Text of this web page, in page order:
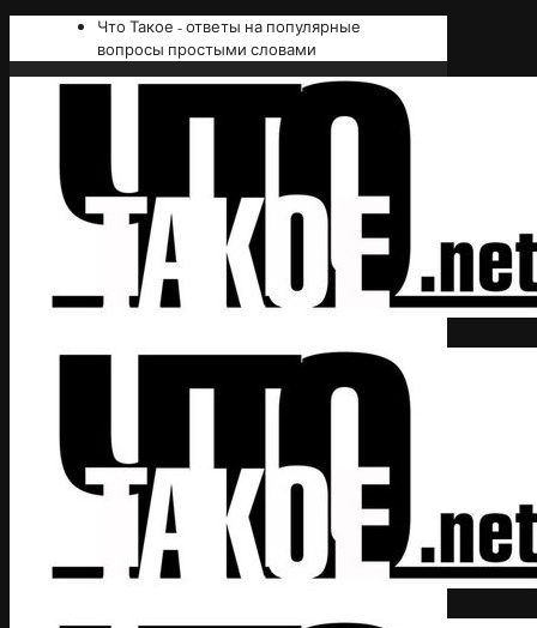
Что Такое - ответы на популярные
вопросы простыми словами